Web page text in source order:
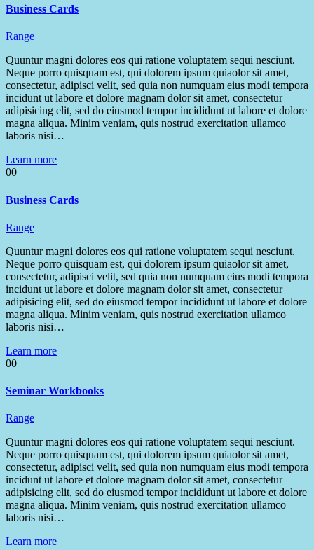
Business Cards
Range
Quuntur magni dolores eos qui ratione voluptatem sequi nesciunt.
Neque porro quisquam est, qui dolorem ipsum quiaolor sit amet,
consectetur, adipisci velit, sed quia non numquam eius modi tempora
incidunt ut labore et dolore magnam dolor sit amet, consectetur
adipisicing elit, sed do eiusmod tempor incididunt ut labore et dolore
magna aliqua. Minim veniam, quis nostrud exercitation ullamco
laboris nisi…
Learn more
00
Business Cards
Range
Quuntur magni dolores eos qui ratione voluptatem sequi nesciunt.
Neque porro quisquam est, qui dolorem ipsum quiaolor sit amet,
consectetur, adipisci velit, sed quia non numquam eius modi tempora
incidunt ut labore et dolore magnam dolor sit amet, consectetur
adipisicing elit, sed do eiusmod tempor incididunt ut labore et dolore
magna aliqua. Minim veniam, quis nostrud exercitation ullamco
laboris nisi…
Learn more
00
Seminar Workbooks
Range
Quuntur magni dolores eos qui ratione voluptatem sequi nesciunt.
Neque porro quisquam est, qui dolorem ipsum quiaolor sit amet,
consectetur, adipisci velit, sed quia non numquam eius modi tempora
incidunt ut labore et dolore magnam dolor sit amet, consectetur
adipisicing elit, sed do eiusmod tempor incididunt ut labore et dolore
magna aliqua. Minim veniam, quis nostrud exercitation ullamco
laboris nisi…
Learn more